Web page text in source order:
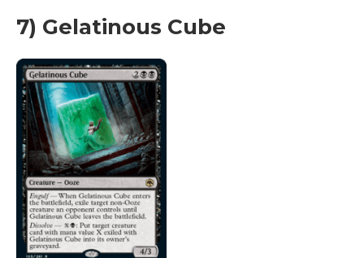
7) Gelatinous Cube